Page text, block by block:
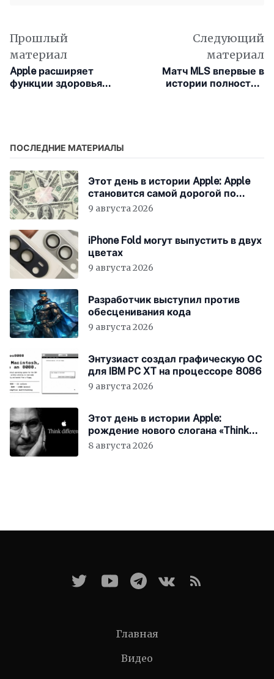
Прошлый
материал
Apple расширяет
функции здоровья
Следующий
материал
Матч MLS впервые в
истории полностью
ПОСЛЕДНИЕ МАТЕРИАЛЫ
Этот день в истории Apple: Apple
становится самой дорогой по
рыночной капитализации
9 августа 2026
iPhone Fold могут выпустить в двух
цветах
9 августа 2026
Разработчик выступил против
обесценивания кода
9 августа 2026
Энтузиаст создал графическую ОС
для IBM PC XT на процессоре 8086
9 августа 2026
Этот день в истории Apple:
рождение нового слогана «Think
Different»
8 августа 2026
Главная
Видео